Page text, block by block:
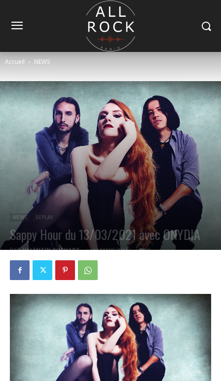
Accueil NEWS
NEWS REPLAY
Sappy Hour du 13/03/2021 avec ONYDIA
PAR VALENTIN POCHART 13 MARS 2021 0